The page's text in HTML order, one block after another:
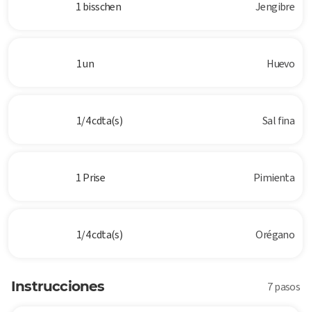
1 bisschen Jengibre
1 un Huevo
1/4 cdta(s) Sal fina
1 Prise Pimienta
1/4 cdta(s) Orégano
Instrucciones 7 pasos